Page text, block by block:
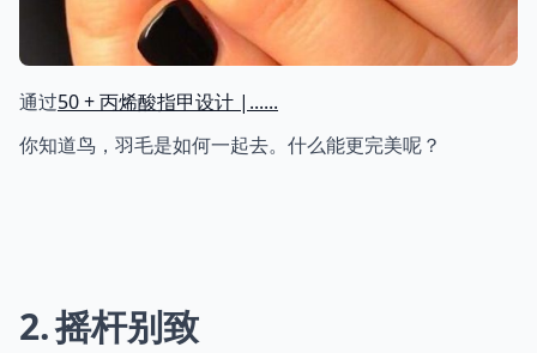
通过50 + 丙烯酸指甲设计 |......
你知道鸟，羽毛是如何一起去。什么能更完美呢？
2 摇杆别致